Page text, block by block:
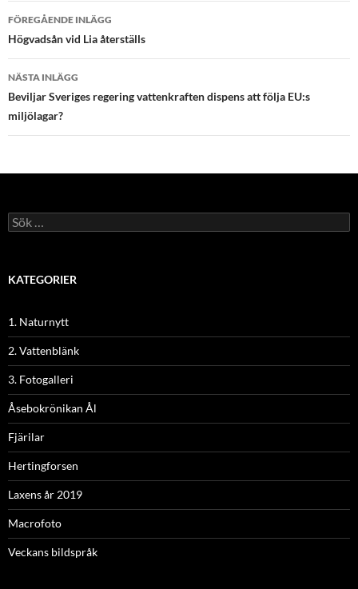
Inläggsnavigering
FÖREGÅENDE INLÄGG
Högvadsån vid Lia återställs
NÄSTA INLÄGG
Beviljar Sveriges regering vattenkraften dispens att följa EU:s
miljölagar?
Sök
efter:
KATEGORIER
1. Naturnytt
2. Vattenblänk
3. Fotogalleri
Åsebokrönikan Ål
Fjärilar
Hertingforsen
Laxens år 2019
Macrofoto
Veckans bildspråk